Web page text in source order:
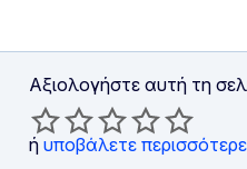
Αξιολογήστε αυτή τη
ή υποβάλετε